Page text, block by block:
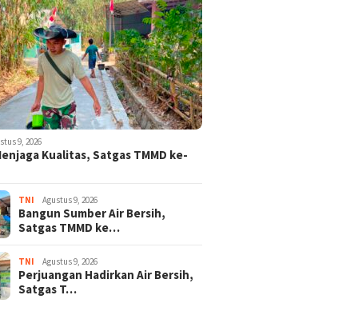
9, 2026
Kualitas, Satgas TMMD ke-
TNI Agustus 9, 2026
Bangun Sumber Air Bersih,
Satgas TMMD ke…
TNI Agustus 9, 2026
Perjuangan Hadirkan Air Bersih,
Satgas T…